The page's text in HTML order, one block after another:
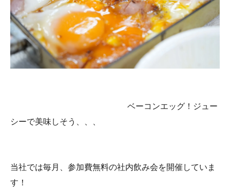
ベーコンエッグ！ジュー
シーで美味しそう、、、
当社では毎月、参加費無料の社内飲み会を開催していま
す！